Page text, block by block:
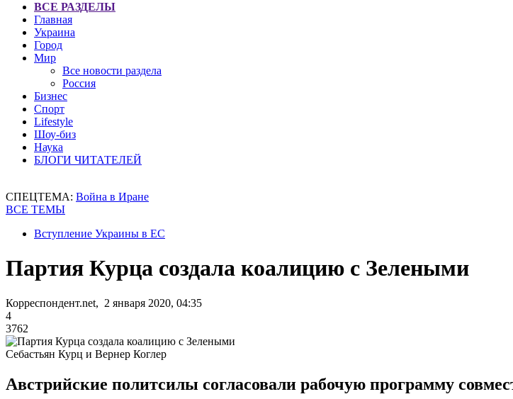
ВСЕ РАЗДЕЛЫ
Главная
Украина
Город
Мир
Все новости раздела
Россия
Бизнес
Спорт
Lifestyle
Шоу-биз
Наука
БЛОГИ ЧИТАТЕЛЕЙ
СПЕЦТЕМА: Война в Иране
ВСЕ ТЕМЫ
Вступление Украины в ЕС
Партия Курца создала коалицию с Зелеными
Корреспондент.net, 2 января 2020, 04:35
4
3762
Себастьян Курц и Вернер Коглер
Австрийские политсилы согласовали рабочую программу